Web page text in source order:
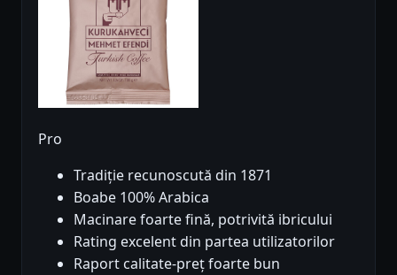
Pro
Tradiție recunoscută din 1871
Boabe 100% Arabica
Macinare foarte fină, potrivită ibricului
Rating excelent din partea utilizatorilor
Raport calitate-preț foarte bun